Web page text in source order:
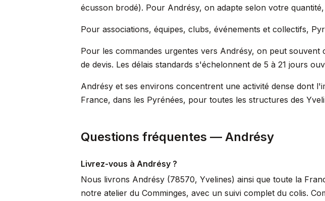
écusson brodé). Pour Andrésy, on adapte selon votre
Pour associations, équipes, clubs, événements et collectifs,
Pour les commandes urgentes vers Andrésy, on peut
de devis. Les délais standards s'échelonnent de 5 à 21 jours
Andrésy et ses environs concentrent une activité dense dont
France, dans les Pyrénées, pour toutes les structures des
Questions fréquentes — Andrésy
Livrez-vous à Andrésy ?
Nous livrons Andrésy (78570, Yvelines) ainsi que toute la
notre atelier du Comminges, avec un suivi complet du colis.